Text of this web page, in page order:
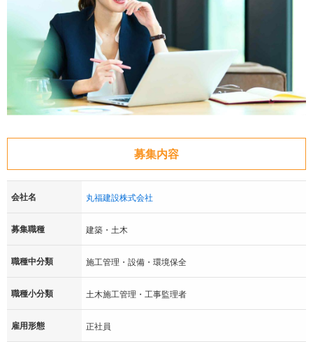
募集内容
会社名 丸福建設株式会社
募集職種 建築・土木
職種中分類 施工管理・設備・環境保全
職種小分類 土木施工管理・工事監理者
雇用形態 正社員